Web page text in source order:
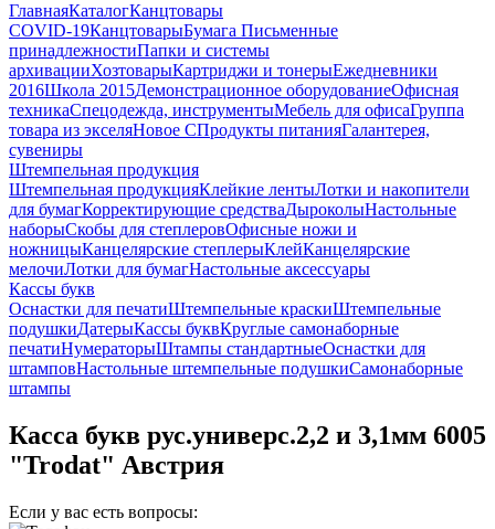
ГлавнаяКаталогКанцтовары
COVID-19КанцтоварыБумага Письменные
принадлежностиПапки и системы
архивацииХозтоварыКартриджи и тонерыЕжедневники
2016Школа 2015Демонстрационное оборудованиеОфисная
техникаСпецодежда, инструментыМебель для офисаГруппа
товара из экселяНовое СПродукты питанияГалантерея,
сувениры
Штемпельная продукция
Штемпельная продукцияКлейкие лентыЛотки и накопители
для бумагКорректирующие средстваДыроколыНастольные
наборыСкобы для степлеровОфисные ножи и
ножницыКанцелярские степлерыКлейКанцелярские
мелочиЛотки для бумагНастольные аксессуары
Кассы букв
Оснастки для печатиШтемпельные краскиШтемпельные
подушкиДатерыКассы буквКруглые самонаборные
печатиНумераторыШтампы стандартныеОснастки для
штамповНастольные штемпельные подушкиСамонаборные
штампы
Касса букв рус.универс.2,2 и 3,1мм 6005
"Trodat" Австрия
Если у вас есть вопросы: